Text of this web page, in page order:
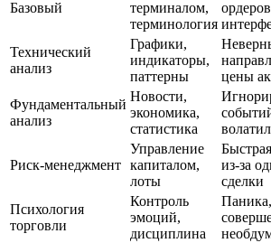
Базовый
терминалом,
терминология
Технический
анализ
Графики,
индикаторы,
паттерны
цены
Фундаментальный
анализ
Новости,
экономика,
статистика
Риск-менеджмент
Управление
капиталом,
лоты
из-за
сделки
Психология
торговли
Контроль
эмоций,
дисциплина